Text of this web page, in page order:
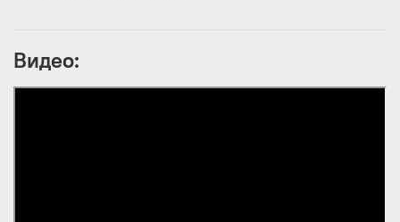
Видео: